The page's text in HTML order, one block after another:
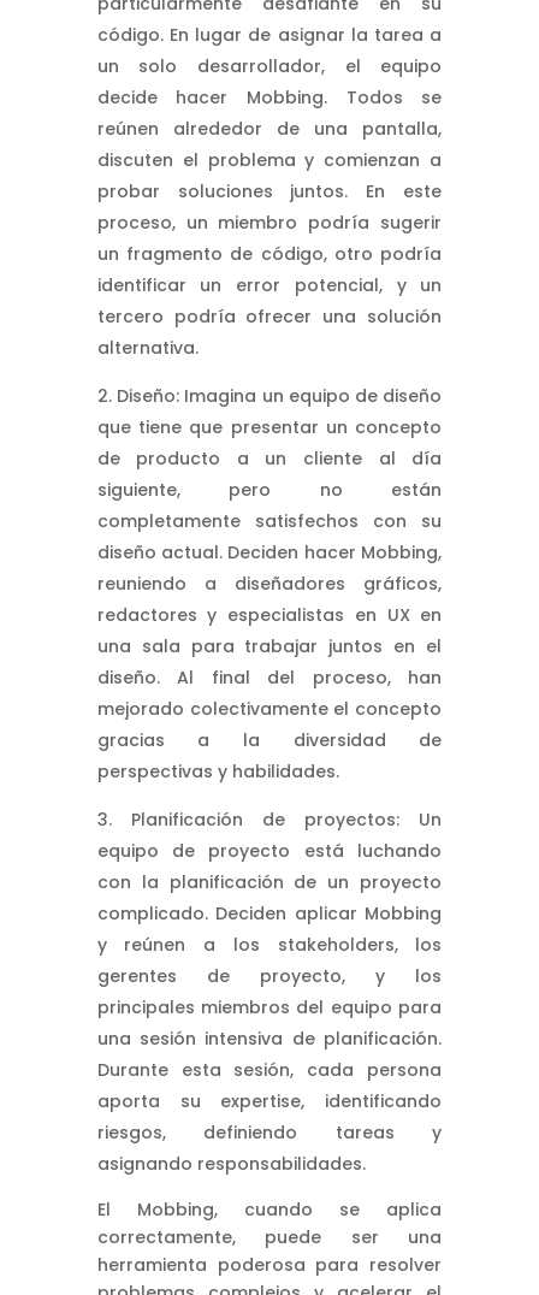
código. En lugar de asignar la tarea a
un solo desarrollador, el equipo
decide hacer Mobbing. Todos se
reúnen alrededor de una pantalla,
discuten el problema y comienzan a
probar soluciones juntos. En este
proceso, un miembro podría sugerir
un fragmento de código, otro podría
identificar un error potencial, y un
tercero podría ofrecer una solución
alternativa.
Diseño: Imagina un equipo de diseño
que tiene que presentar un concepto
de producto a un cliente al día
siguiente, pero no están
completamente satisfechos con su
diseño actual. Deciden hacer Mobbing,
reuniendo a diseñadores gráficos,
redactores y especialistas en UX en
una sala para trabajar juntos en el
diseño. Al final del proceso, han
mejorado colectivamente el concepto
gracias a la diversidad de
perspectivas y habilidades.
Planificación de proyectos: Un
equipo de proyecto está luchando
con la planificación de un proyecto
complicado. Deciden aplicar Mobbing
y reúnen a los stakeholders, los
gerentes de proyecto, y los
principales miembros del equipo para
una sesión intensiva de planificación.
Durante esta sesión, cada persona
aporta su expertise, identificando
riesgos, definiendo tareas y
asignando responsabilidades.
El Mobbing, cuando se aplica
correctamente, puede ser una
herramienta poderosa para resolver